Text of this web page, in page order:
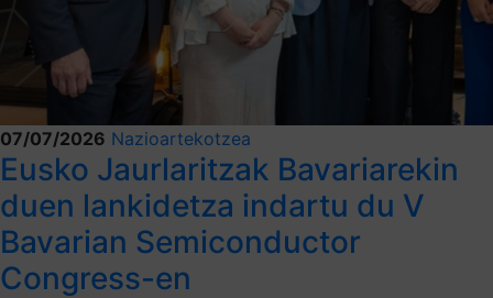
07/07/2026 Nazioartekotzea
Eusko Jaurlaritzak Bavariarekin
duen lankidetza indartu du V
Bavarian Semiconductor
Congress-en